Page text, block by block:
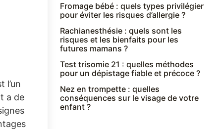
l’un
a de
Fromage bébé : quels types privilégier
pour éviter les risques d’allergie ?
Rachianesthésie : quels sont les
risques et les bienfaits pour les
futures mamans ?
Test trisomie 21 : quelles méthodes
pour un dépistage fiable et précoce ?
Nez en trompette : quelles
conséquences sur le visage de votre
enfant ?